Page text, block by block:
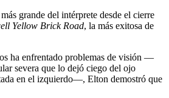
grande del intérprete desde el cierre
Yellow Brick Road, la más exitosa de
ha enfrentado problemas de visión —
severa que lo dejó ciego del ojo
en el izquierdo—, Elton demostró que